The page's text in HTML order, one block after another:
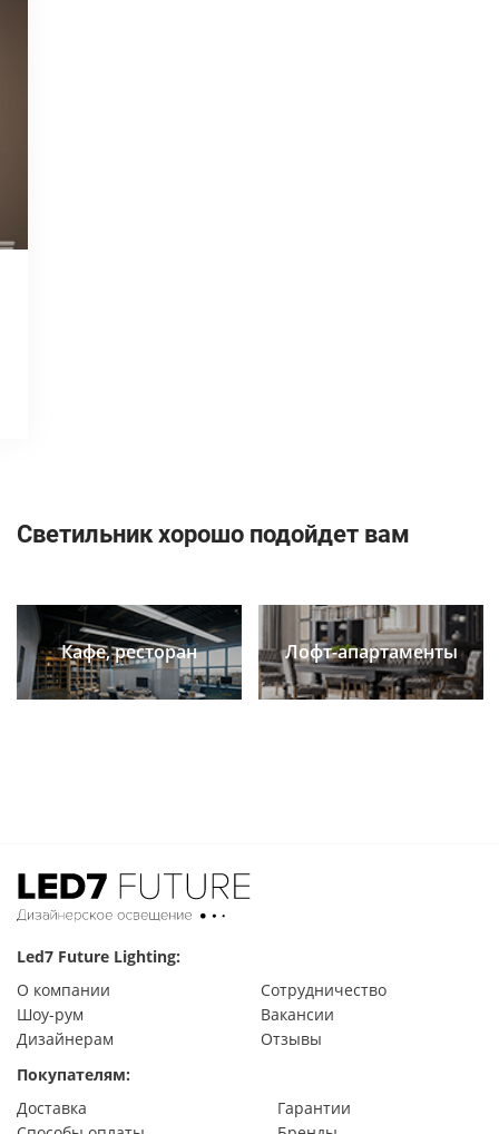
Светильник хорошо подойдет вам
Кафе, ресторан Лофт-апартаменты
Led7 Future Lighting:
О компании
Сотрудничество
Шоу-рум
Вакансии
Дизайнерам
Отзывы
Покупателям:
Доставка
Гарантии